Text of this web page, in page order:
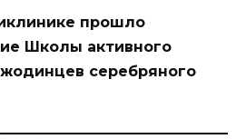
прошло
Школы активного
серебряного